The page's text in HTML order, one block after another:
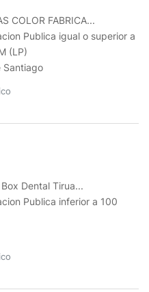
COLOR FABRICA...
Publica igual o superior a
(LP)
Santiago
Dental Tirua...
Publica inferior a 100